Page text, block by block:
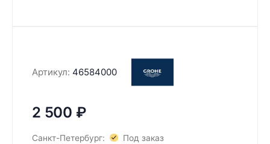
Артикул: 46584000
2 500 ₽
Санкт-Петербург:
Под заказ